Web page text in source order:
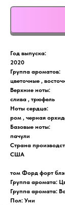
Год выпуска:
2020
Группа ароматов:
цветочные ,
Верхние ноты:
слива , трюфель
Ноты сердца:
ром , черная
Базовые ноты:
пачули
Страна
США
том Форд форт
Группа аромата:
Группа аромата:
Пол: Уни